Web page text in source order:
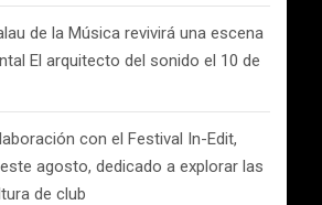
de la Música revivirá una escena
El arquitecto del sonido el 10 de
con el Festival In-Edit,
agosto, dedicado a explorar las
de club